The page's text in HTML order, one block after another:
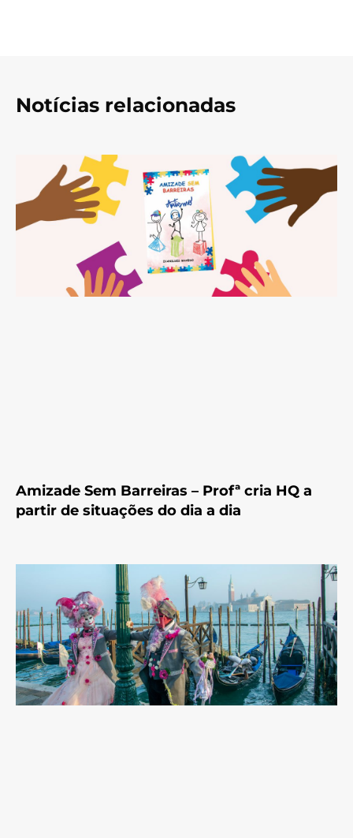
Notícias relacionadas
Amizade Sem Barreiras – Profª cria HQ a
partir de situações do dia a dia